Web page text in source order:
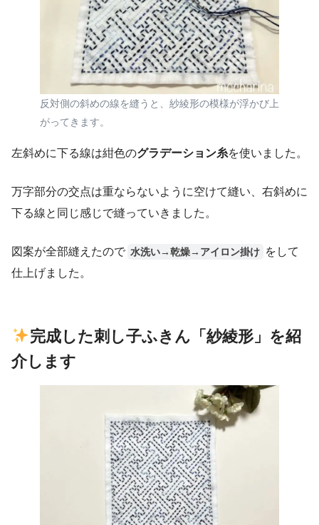
反対側の斜めの線を縫うと、紗綾形の模様が浮かび上
がってきます。
左斜めに下る線は紺色のグラデーション糸を使いました。
万字部分の交点は重ならないように空けて縫い、右斜めに
下る線と同じ感じで縫っていきました。
図案が全部縫えたので 水洗い→乾燥→アイロン掛け をして
仕上げました。
完成した刺し子ふきん「紗綾形」を紹
介します